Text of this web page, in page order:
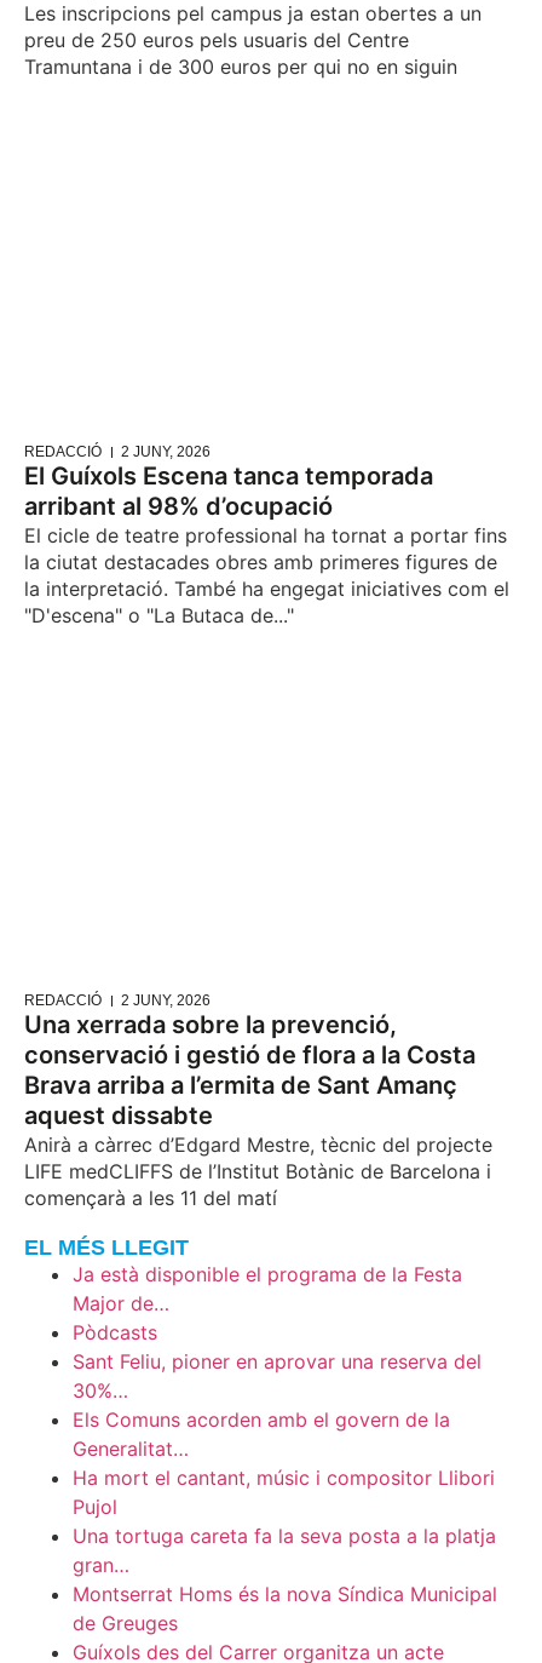
Les inscripcions pel campus ja estan obertes a un
preu de 250 euros pels usuaris del Centre
Tramuntana i de 300 euros per qui no en siguin
REDACCIÓ 2 JUNY, 2026
El Guíxols Escena tanca temporada
arribant al 98% d’ocupació
El cicle de teatre professional ha tornat a portar fins
la ciutat destacades obres amb primeres figures de
la interpretació. També ha engegat iniciatives com el
"D'escena" o "La Butaca de..."
REDACCIÓ 2 JUNY, 2026
Una xerrada sobre la prevenció,
conservació i gestió de flora a la Costa
Brava arriba a l’ermita de Sant Amanç
aquest dissabte
Anirà a càrrec d’Edgard Mestre, tècnic del projecte
LIFE medCLIFFS de l’Institut Botànic de Barcelona i
començarà a les 11 del matí
EL MÉS LLEGIT
Ja està disponible el programa de la Festa
Major de…
Pòdcasts
Sant Feliu, pioner en aprovar una reserva del
30%…
Els Comuns acorden amb el govern de la
Generalitat…
Ha mort el cantant, músic i compositor Llibori
Pujol
Una tortuga careta fa la seva posta a la platja
gran…
Montserrat Homs és la nova Síndica Municipal
de Greuges
Guíxols des del Carrer organitza un acte